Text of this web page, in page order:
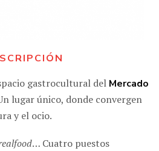
gastrocultural del Mercado
lugar único, donde convergen
y el ocio.
… Cuatro puestos